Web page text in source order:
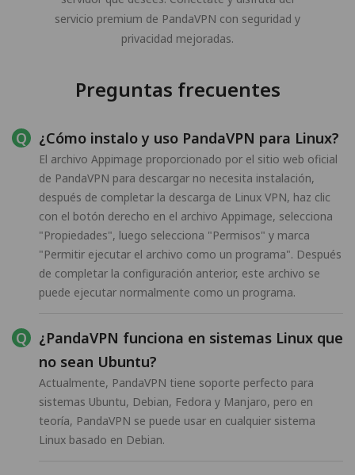
servicio premium de PandaVPN con seguridad y
privacidad mejoradas.
Preguntas frecuentes
¿Cómo instalo y uso PandaVPN para Linux?
El archivo Appimage proporcionado por el sitio web oficial
de PandaVPN para descargar no necesita instalación,
después de completar la descarga de Linux VPN, haz clic
con el botón derecho en el archivo Appimage, selecciona
"Propiedades", luego selecciona "Permisos" y marca
"Permitir ejecutar el archivo como un programa". Después
de completar la configuración anterior, este archivo se
puede ejecutar normalmente como un programa.
¿PandaVPN funciona en sistemas Linux que
no sean Ubuntu?
Actualmente, PandaVPN tiene soporte perfecto para
sistemas Ubuntu, Debian, Fedora y Manjaro, pero en
teoría, PandaVPN se puede usar en cualquier sistema
Linux basado en Debian.